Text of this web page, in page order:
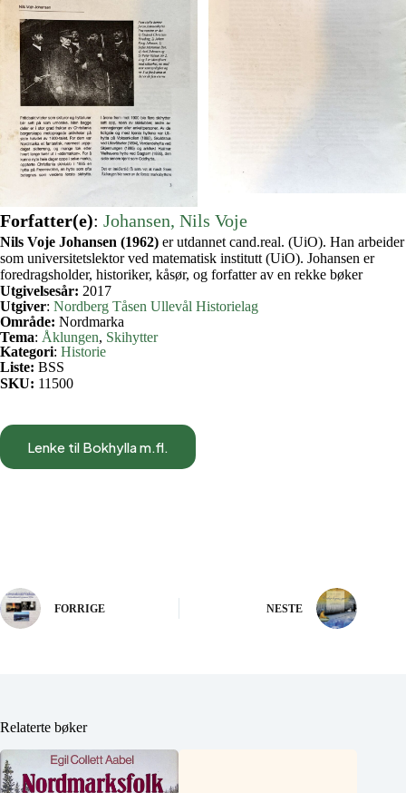
Forfatter(e): Johansen, Nils Voje
Nils Voje Johansen (1962) er utdannet cand.real. (UiO). Han arbeider
som universitetslektor ved matematisk institutt (UiO). Johansen er
foredragsholder, historiker, kåsør, og forfatter av en rekke bøker
Utgivelsesår: 2017
Utgiver: Nordberg Tåsen Ullevål Historielag
Område: Nordmarka
Tema: Åklungen, Skihytter
Kategori: Historie
Liste: BSS
SKU: 11500
Lenke til Bokhylla m.fl.
FORRIGE NESTE
Relaterte bøker